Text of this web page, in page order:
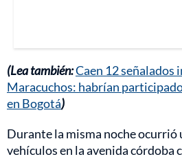
(Lea también:Caen 12 señalados
Maracuchos: habrían
en Bogotá)
Durante la misma noche ocurrió
vehículos en la avenida córdoba